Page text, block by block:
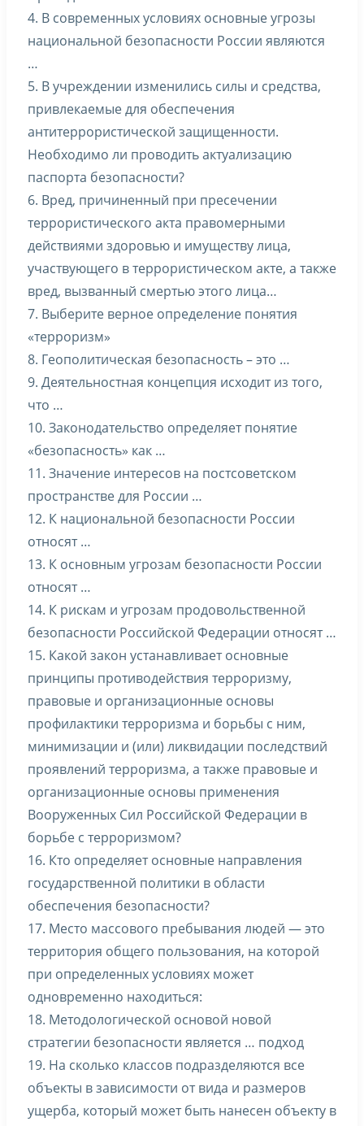
4. В современных условиях основные угрозы
национальной безопасности России являются
…
5. В учреждении изменились силы и средства,
привлекаемые для обеспечения
антитеррористической защищенности.
Необходимо ли проводить актуализацию
паспорта безопасности?
6. Вред, причиненный при пресечении
террористического акта правомерными
действиями здоровью и имуществу лица,
участвующего в террористическом акте, а также
вред, вызванный смертью этого лица…
7. Выберите верное определение понятия
«терроризм»
8. Геополитическая безопасность – это …
9. Деятельностная концепция исходит из того,
что …
10. Законодательство определяет понятие
«безопасность» как …
11. Значение интересов на постсоветском
пространстве для России …
12. К национальной безопасности России
относят …
13. К основным угрозам безопасности России
относят …
14. К рискам и угрозам продовольственной
безопасности Российской Федерации относят …
15. Какой закон устанавливает основные
принципы противодействия терроризму,
правовые и организационные основы
профилактики терроризма и борьбы с ним,
минимизации и (или) ликвидации последствий
проявлений терроризма, а также правовые и
организационные основы применения
Вооруженных Сил Российской Федерации в
борьбе с терроризмом?
16. Кто определяет основные направления
государственной политики в области
обеспечения безопасности?
17. Место массового пребывания людей — это
территория общего пользования, на которой
при определенных условиях может
одновременно находиться:
18. Методологической основой новой
стратегии безопасности является … подход
19. На сколько классов подразделяются все
объекты в зависимости от вида и размеров
ущерба, который может быть нанесен объекту в